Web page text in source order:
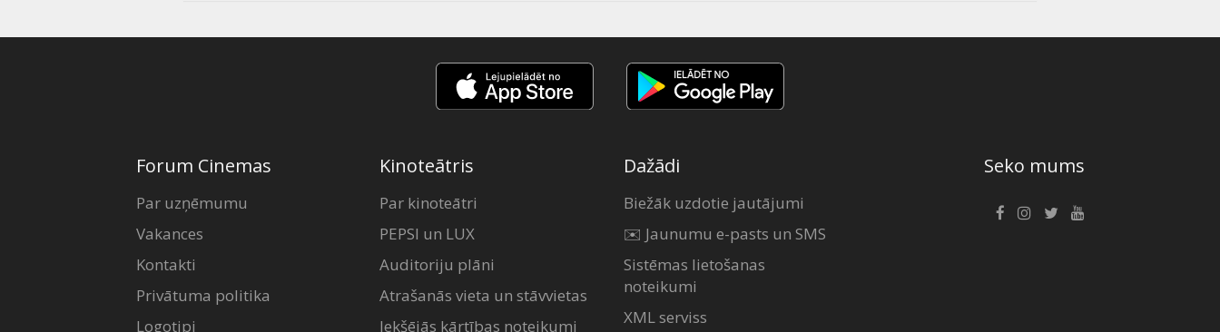
Forum Cinemas
Par uzņēmumu
Vakances
Kontakti
Privātuma politika
Logotipi
Kinoteātris
Par kinoteātri
PEPSI un LUX
Auditoriju plāni
Atrašanās vieta un stāvvietas
Iekšējās kārtības noteikumi
Dažādi
Biežāk uzdotie jautājumi
✉️ Jaunumu e-pasts un SMS
Sistēmas lietošanas
noteikumi
XML serviss
Seko mums